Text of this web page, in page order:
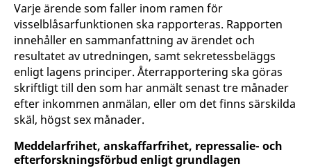
Varje ärende som faller inom ramen för
visselblåsarfunktionen ska rapporteras. Rapporten
innehåller en sammanfattning av ärendet och
resultatet av utredningen, samt sekretessbeläggs
enligt lagens principer. Återrapportering ska göras
skriftligt till den som har anmält senast tre månader
efter inkommen anmälan, eller om det finns särskilda
skäl, högst sex månader.
Meddelarfrihet, anskaffarfrihet, repressalie- och
efterforsknings­förbud enligt grundlagen